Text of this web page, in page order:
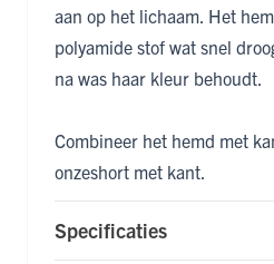
aan op het lichaam. Het
polyamide stof wat snel
na was haar kleur behoudt.
Combineer het hemd met
onzeshort met kant.
Specificaties